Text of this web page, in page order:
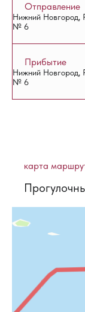
Отправление
Нижний Новгород,
№ 6
Прибытие
Нижний Новгород,
№ 6
карта